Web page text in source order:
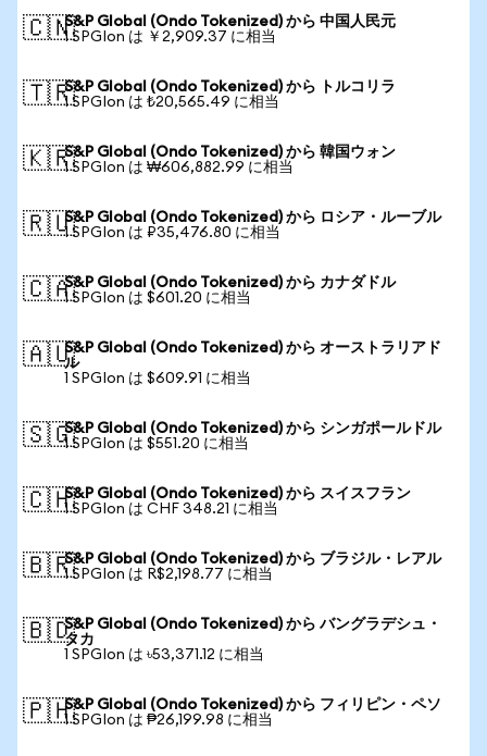
🇨🇳S&P Global (Ondo Tokenized) から 中国人民元
1 SPGIon は ￥2,909.37 に相当
🇹🇷S&P Global (Ondo Tokenized) から トルコリラ
1 SPGIon は ₺20,565.49 に相当
🇰🇷S&P Global (Ondo Tokenized) から 韓国ウォン
1 SPGIon は ₩606,882.99 に相当
🇷🇺S&P Global (Ondo Tokenized) から ロシア・ルーブル
1 SPGIon は ₽35,476.80 に相当
🇨🇦S&P Global (Ondo Tokenized) から カナダドル
1 SPGIon は $601.20 に相当
🇦🇺S&P Global (Ondo Tokenized) から オーストラリアド
ル
1 SPGIon は $609.91 に相当
🇸🇬S&P Global (Ondo Tokenized) から シンガポールドル
1 SPGIon は $551.20 に相当
🇨🇭S&P Global (Ondo Tokenized) から スイスフラン
1 SPGIon は CHF 348.21 に相当
🇧🇷S&P Global (Ondo Tokenized) から ブラジル・レアル
1 SPGIon は R$2,198.77 に相当
🇧🇩S&P Global (Ondo Tokenized) から バングラデシュ・
タカ
1 SPGIon は ৳53,371.12 に相当
🇵🇭S&P Global (Ondo Tokenized) から フィリピン・ペソ
1 SPGIon は ₱26,199.98 に相当